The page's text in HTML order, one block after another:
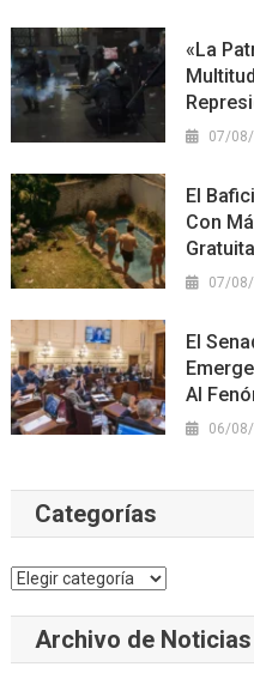
«La
07/
El
Con
07/
El
Al
06/
Categorías
Categorías
Archivo de Noticias